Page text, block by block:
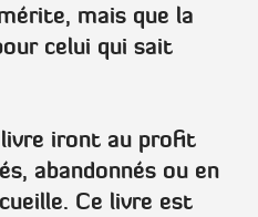
mais que la
celui qui sait
livre iront au profit
abandonnés ou en
Ce livre est